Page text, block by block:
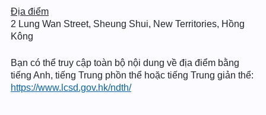
Địa điểm
2 Lung Wan Street, Sheung Shui, New Territories, Hồng
Kông
Bạn có thể truy cập toàn bộ nội dung về địa điểm bằng
tiếng Anh, tiếng Trung phồn thể hoặc tiếng Trung giản thể:
https://www.lcsd.gov.hk/ndth/